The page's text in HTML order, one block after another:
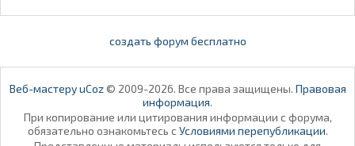
создать форум бесплатно
Веб-мастеру uCoz© 2009-2026. Все права защищены. Правовая
информация.
При копирование или цитирования информации с форума,
обязательно ознакомьтесь с Условиями перепубликации.